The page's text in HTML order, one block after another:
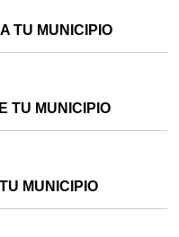
TU MUNICIPIO
TU MUNICIPIO
MUNICIPIO